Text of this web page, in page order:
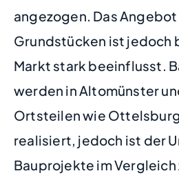
angezogen. Das
Grundstücken ist jedoch
Markt stark beeinflusst.
werden in Altomünster
Ortsteilen wie
realisiert, jedoch ist der
Bauprojekte im Vergleich